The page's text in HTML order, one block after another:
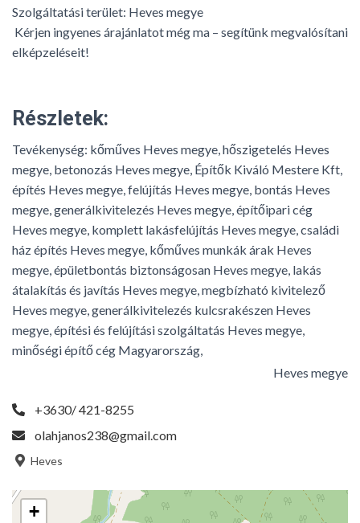
Szolgáltatási terület: Heves megye
Kérjen ingyenes árajánlatot még ma – segítünk megvalósítani
elképzeléseit!
Részletek:
Tevékenység: kőműves Heves megye, hőszigetelés Heves
megye, betonozás Heves megye, Építők Kiváló Mestere Kft,
építés Heves megye, felújítás Heves megye, bontás Heves
megye, generálkivitelezés Heves megye, építőipari cég
Heves megye, komplett lakásfelújítás Heves megye, családi
ház építés Heves megye, kőműves munkák árak Heves
megye, épületbontás biztonságosan Heves megye, lakás
átalakítás és javítás Heves megye, megbízható kivitelező
Heves megye, generálkivitelezés kulcsrakészen Heves
megye, építési és felújítási szolgáltatás Heves megye,
minőségi építő cég Magyarország,
Heves megye
+3630/ 421-8255
olahjanos238@gmail.com
Heves
+